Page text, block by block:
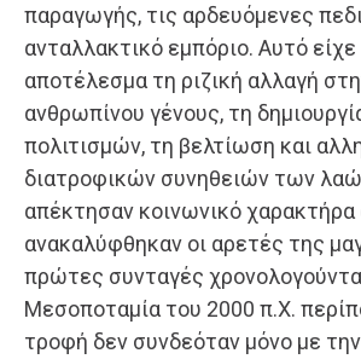
παραγωγής, τις αρδευόμενες
ανταλλακτικό εμπόριο. Αυτό
αποτέλεσμα τη ριζική αλλαγή
ανθρωπίνου γένους, τη
πολιτισμών, τη βελτίωση και
διατροφικών συνηθειών των
απέκτησαν κοινωνικό χαρακτήρα
ανακαλύφθηκαν οι αρετές της
πρώτες συνταγές
Μεσοποταμία του 2000 π.Χ.
τροφή δεν συνδεόταν μόνο με